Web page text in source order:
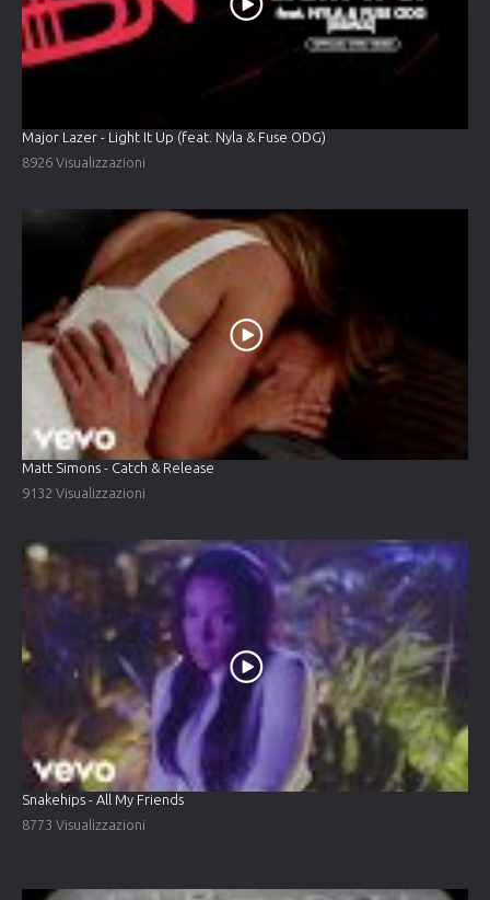
Major Lazer - Light It Up (feat. Nyla & Fuse ODG)
8926 Visualizzazioni
Matt Simons - Catch & Release
9132 Visualizzazioni
Snakehips - All My Friends
8773 Visualizzazioni